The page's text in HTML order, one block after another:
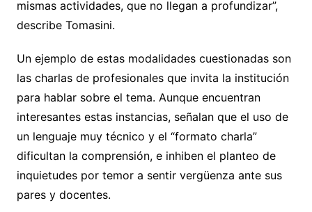
mismas actividades, que no llegan a profundizar”,
describe Tomasini.
Un ejemplo de estas modalidades cuestionadas son
las charlas de profesionales que invita la institución
para hablar sobre el tema. Aunque encuentran
interesantes estas instancias, señalan que el uso de
un lenguaje muy técnico y el “formato charla”
dificultan la comprensión, e inhiben el planteo de
inquietudes por temor a sentir vergüenza ante sus
pares y docentes.